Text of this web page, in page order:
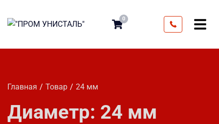
0
Главная Товар 24 мм
Диаметр: 24 мм